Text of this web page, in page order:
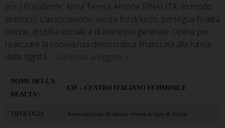
ecc.) Presidente: Anna Teresa Arnone FINALITA’ (in modo
sintetico) L’associazione, senza fini di lucro, persegue finalità
civiche, di utilità sociale e di interesse generale. Opera per
realizzare la convivenza democratica finalizzata alla tutela
della dignità … Continua a leggere CIF
»
NOME DELLA
REALTA’:
CIF – CENTRO ITALIANO FEMMINILE
TIPOLOGIA Associazione di donne senza scopo di lucro